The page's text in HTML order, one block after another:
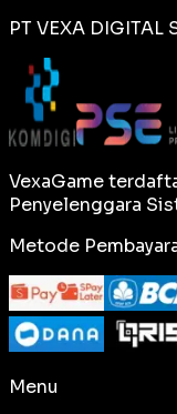
PT VEXA DIGITAL
VexaGame
Penyelenggara
Metode
Menu